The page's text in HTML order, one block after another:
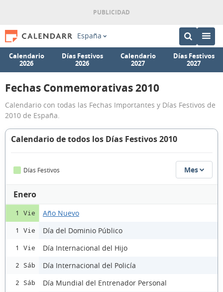
España
Calendario
2026
Días Festivos
2026
Calendario
2027
Días Festivos
2027
Fechas Conmemorativas 2010
Calendario con todas las Fechas Importantes y Días Festivos de
2010 de España.
Calendario de todos los Días Festivos 2010
Días Festivos Mes
Enero
1 Vie Año Nuevo
1 Vie Día del Dominio Público
1 Vie Día Internacional del Hijo
2 Sáb Día Internacional del Policía
2 Sáb Día Mundial del Entrenador Personal